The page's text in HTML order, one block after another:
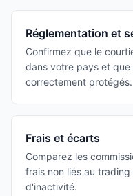
Réglementation et
Confirmez que le
dans votre pays et
correctement protégés.
Frais et écarts
Comparez les
frais non liés au
d'inactivité.